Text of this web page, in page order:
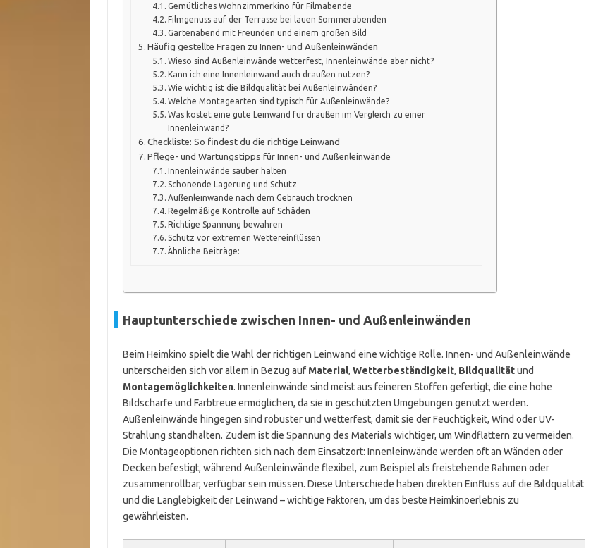
Gemütliches Wohnzimmerkino für Filmabende
Filmgenuss auf der Terrasse bei lauen Sommerabenden
Gartenabend mit Freunden und einem großen Bild
Häufig gestellte Fragen zu Innen- und Außenleinwänden
Wieso sind Außenleinwände wetterfest, Innenleinwände aber nicht?
Kann ich eine Innenleinwand auch draußen nutzen?
Wie wichtig ist die Bildqualität bei Außenleinwänden?
Welche Montagearten sind typisch für Außenleinwände?
Was kostet eine gute Leinwand für draußen im Vergleich zu einer
Innenleinwand?
Checkliste: So findest du die richtige Leinwand
Pflege- und Wartungstipps für Innen- und Außenleinwände
Innenleinwände sauber halten
Schonende Lagerung und Schutz
Außenleinwände nach dem Gebrauch trocknen
Regelmäßige Kontrolle auf Schäden
Richtige Spannung bewahren
Schutz vor extremen Wettereinflüssen
Ähnliche Beiträge:
Hauptunterschiede zwischen Innen- und Außenleinwänden
Beim Heimkino spielt die Wahl der richtigen Leinwand eine wichtige Rolle. Innen- und Außenleinwände
unterscheiden sich vor allem in Bezug auf Material, Wetterbeständigkeit, Bildqualitätund
Montagemöglichkeiten. Innenleinwände sind meist aus feineren Stoffen gefertigt, die eine hohe
Bildschärfe und Farbtreue ermöglichen, da sie in geschützten Umgebungen genutzt werden.
Außenleinwände hingegen sind robuster und wetterfest, damit sie der Feuchtigkeit, Wind oder UV-
Strahlung standhalten. Zudem ist die Spannung des Materials wichtiger, um Windflattern zu vermeiden.
Die Montageoptionen richten sich nach dem Einsatzort: Innenleinwände werden oft an Wänden oder
Decken befestigt, während Außenleinwände flexibel, zum Beispiel als freistehende Rahmen oder
zusammenrollbar, verfügbar sein müssen. Diese Unterschiede haben direkten Einfluss auf die Bildqualität
und die Langlebigkeit der Leinwand – wichtige Faktoren, um das beste Heimkinoerlebnis zu
gewährleisten.